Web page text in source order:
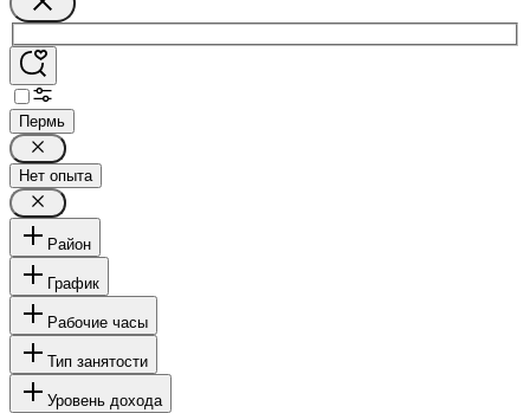
Пермь
Нет опыта
Район
График
Рабочие часы
Тип занятости
Уровень дохода